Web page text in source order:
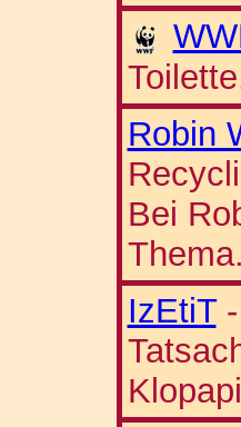
Robin
Bei
Thema.
IzEtiT-